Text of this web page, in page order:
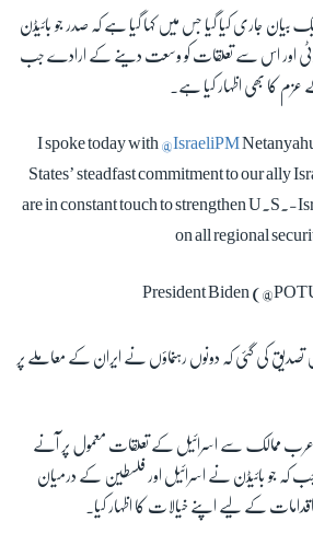
جاری کیا گیا جس میں کہا گیا ہے کہ صدر جو بائیڈن
اور اس سے تعلقات کو وسعت دینے کے ارادے جب
کا بھی اظہار کیا ہے۔
I spoke today with @IsraeliPM
States’ steadfast commitment to our ally
are in constant touch to strengthen U.S.-
on all regional
کی گئی کہ دونوں رہنماؤں نے ایران کے معاملے پر
نے عرب ممالک سے اسرائیل کے تعلقات معمول پر آنے
کہ جو بائیڈن نے اسرائیل اور فلسطین کے درمیان
کے لیے اپنے خیالات کا اظہار کیا۔